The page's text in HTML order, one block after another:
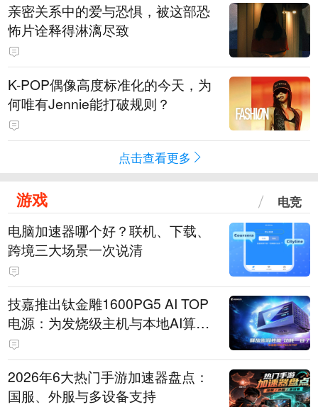
亲密关系中的爱与恐惧，被这部恐
怖片诠释得淋漓尽致
K-POP偶像高度标准化的今天，为
何唯有Jennie能打破规则？
点击查看更多
游戏 电竞
电脑加速器哪个好？联机、下载、
跨境三大场景一次说清
技嘉推出钛金雕1600PG5 AI TOP
电源：为发烧级主机与本地AI算力
打造旗舰供电方案
2026年6大热门手游加速器盘点：
国服、外服与多设备支持